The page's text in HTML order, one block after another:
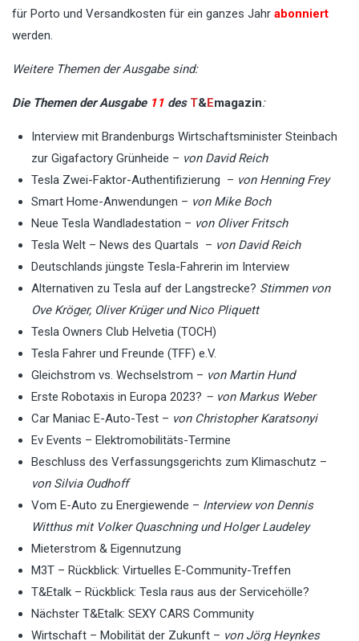
für Porto und Versandkosten für ein ganzes Jahr abonniert
werden.
Weitere Themen der Ausgabe sind:
Die Themen der Ausgabe11 des T&Emagazin:
Interview mit Brandenburgs Wirtschaftsminister Steinbach
zur Gigafactory Grünheide – von David Reich
Tesla Zwei-Faktor-Authentifizierung – von Henning Frey
Smart Home-Anwendungen – von Mike Boch
Neue Tesla Wandladestation – von Oliver Fritsch
Tesla Welt – News des Quartals – von David Reich
Deutschlands jüngste Tesla-Fahrerin im Interview
Alternativen zu Tesla auf der Langstrecke? Stimmen von
Ove Kröger, Oliver Krüger und Nico Pliquett
Tesla Owners Club Helvetia (TOCH)
Tesla Fahrer und Freunde (TFF) e.V.
Gleichstrom vs. Wechselstrom – von Martin Hund
Erste Robotaxis in Europa 2023? – von Markus Weber
Car Maniac E-Auto-Test – von Christopher Karatsonyi
Ev Events – Elektromobilitäts-Termine
Beschluss des Verfassungsgerichts zum Klimaschutz –
von Silvia Oudhoff
Vom E-Auto zu Energiewende – Interview von Dennis
Witthus mit Volker Quaschning und Holger Laudeley
Mieterstrom & Eigennutzung
M3T – Rückblick: Virtuelles E-Community-Treffen
T&Etalk – Rückblick: Tesla raus aus der Servicehölle?
Nächster T&Etalk: SEXY CARS Community
Wirtschaft – Mobilität der Zukunft – von Jörg Heynkes